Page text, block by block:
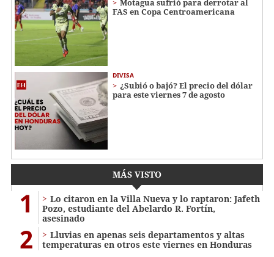
Motagua sufrió para derrotar al
FAS en Copa Centroamericana
DIVISA
¿Subió o bajó? El precio del dólar
para este viernes 7 de agosto
MÁS VISTO
1
Lo citaron en la Villa Nueva y lo raptaron: Jafeth
Pozo, estudiante del Abelardo R. Fortín,
asesinado
2
Lluvias en apenas seis departamentos y altas
temperaturas en otros este viernes en Honduras